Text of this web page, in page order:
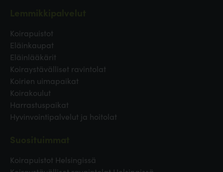
Koirapuistot
Eläinkaupat
Eläinlääkärit
Koiraystävälliset ravintolat
Koirien uimapaikat
Koirakoulut
Harrastuspaikat
Hyvinvointipalvelut ja hoitolat
Koirapuistot Helsingissä